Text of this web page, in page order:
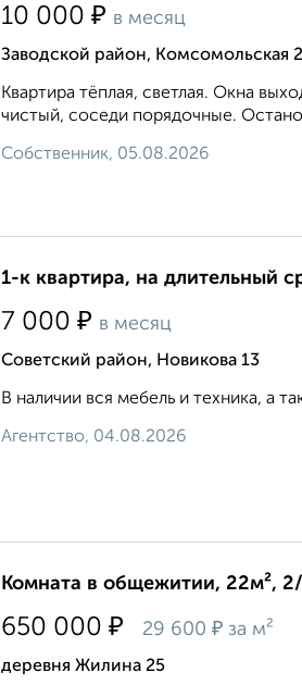
10 000 ₽ в месяц
Заводской район, Комсомольская
Квартира тёплая, светлая. Окна
чистый, соседи порядочные.
Собственник, 05.08.2026
1-к квартира, на длительный
7 000 ₽ в месяц
Советский район, Новикова 13
В наличии вся мебель и техника, а
Агентство, 04.08.2026
Комната в общежитии, 22м²,
650 000 ₽ 29 600 ₽ за м²
деревня Жилина 25